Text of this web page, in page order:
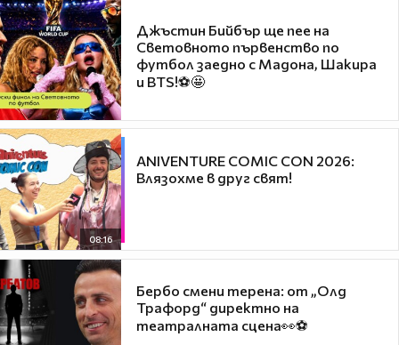
Джъстин Бийбър ще пее на
Световното първенство по
футбол заедно с Мадона, Шакира
и BTS!⚽🤩
08:16
ANIVENTURE COMIC CON 2026:
Влязохме в друг свят!
Бербо смени терена: от „Олд
Трафорд“ директно на
театралната сцена👀⚽